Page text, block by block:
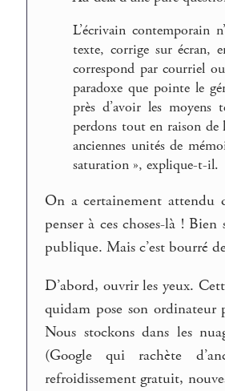
L’écrivain contemporain
texte, corrige sur écran,
correspond par courriel
paradoxe que pointe le
près d’avoir les
perdons tout en raison de
anciennes unités de
saturation », explique-t-il.
On a certainement attendu
penser à ces choses-là !
publique. Mais c’est bourré
D’abord, ouvrir les yeux.
quidam pose son ordinateur
Nous stockons dans les
(Google qui rachète
refroidissement gratuit,